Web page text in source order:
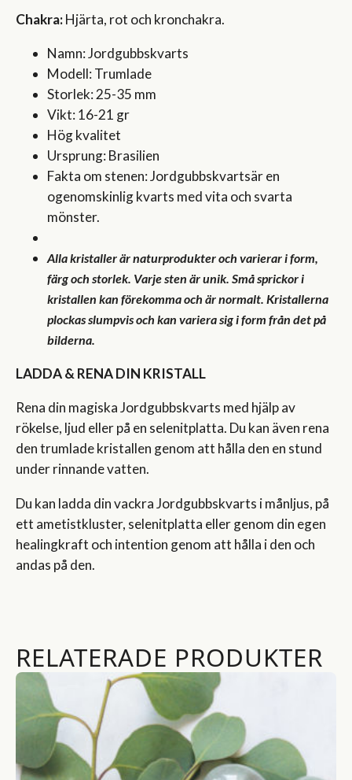
Chakra:Hjärta, rot och kronchakra.
Namn: Jordgubbskvarts
Modell: Trumlade
Storlek: 25-35 mm
Vikt: 16-21 gr
Hög kvalitet
Ursprung: Brasilien
Fakta om stenen: Jordgubbskvartsär en
ogenomskinlig kvarts med vita och svarta
mönster.
Alla kristaller är naturprodukter och varierar i form,
färg och storlek. Varje sten är unik. Små sprickor i
kristallen kan förekomma och är normalt. Kristallerna
plockas slumpvis och kan variera sig i form från det på
bilderna.
LADDA & RENA DIN KRISTALL
Rena din magiska Jordgubbskvarts med hjälp av
rökelse, ljud eller på en selenitplatta. Du kan även rena
den trumlade kristallen genom att hålla den en stund
under rinnande vatten.
Du kan ladda din vackra Jordgubbskvarts i månljus, på
ett ametistkluster, selenitplatta eller genom din egen
healingkraft och intention genom att hålla i den och
andas på den.
RELATERADE PRODUKTER